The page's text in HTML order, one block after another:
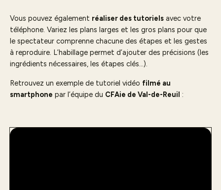
Vous pouvez également réaliser des tutoriels avec votre
téléphone. Variez les plans larges et les gros plans pour que
le spectateur comprenne chacune des étapes et les gestes
à reproduire. L’habillage permet d’ajouter des précisions (les
ingrédients nécessaires, les étapes clés…).
Retrouvez un exemple de tutoriel vidéo filmé au
smartphone par l’équipe du CFAie de Val-de-Reuil :